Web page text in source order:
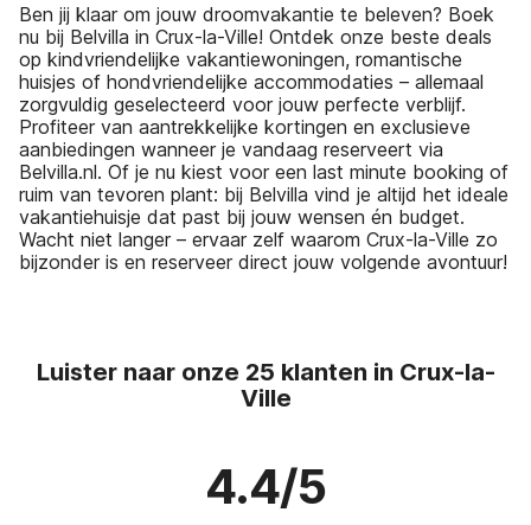
Ben jij klaar om jouw droomvakantie te beleven? Boek
nu bij Belvilla in Crux-la-Ville! Ontdek onze beste deals
op kindvriendelijke vakantiewoningen, romantische
huisjes of hondvriendelijke accommodaties – allemaal
zorgvuldig geselecteerd voor jouw perfecte verblijf.
Profiteer van aantrekkelijke kortingen en exclusieve
aanbiedingen wanneer je vandaag reserveert via
Belvilla.nl. Of je nu kiest voor een last minute booking of
ruim van tevoren plant: bij Belvilla vind je altijd het ideale
vakantiehuisje dat past bij jouw wensen én budget.
Wacht niet langer – ervaar zelf waarom Crux-la-Ville zo
bijzonder is en reserveer direct jouw volgende avontuur!
Luister naar onze 25 klanten in Crux-la-
Ville
4.4/5